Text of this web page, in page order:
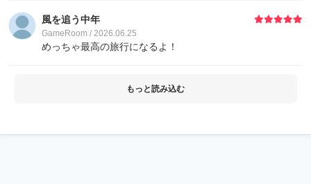
風を追う中年
GameRoom / 2026.06.25
めっちゃ最高の旅行になるよ！
もっと読み込む